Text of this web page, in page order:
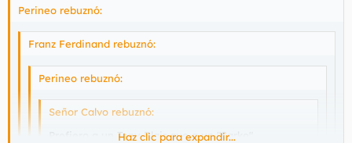
Perineo rebuznó:
Franz Ferdinand rebuznó:
Perineo rebuznó:
Señor Calvo rebuznó:
Prefiero a un Tony Blair que a un "Sarko"
Haz clic para expandir...